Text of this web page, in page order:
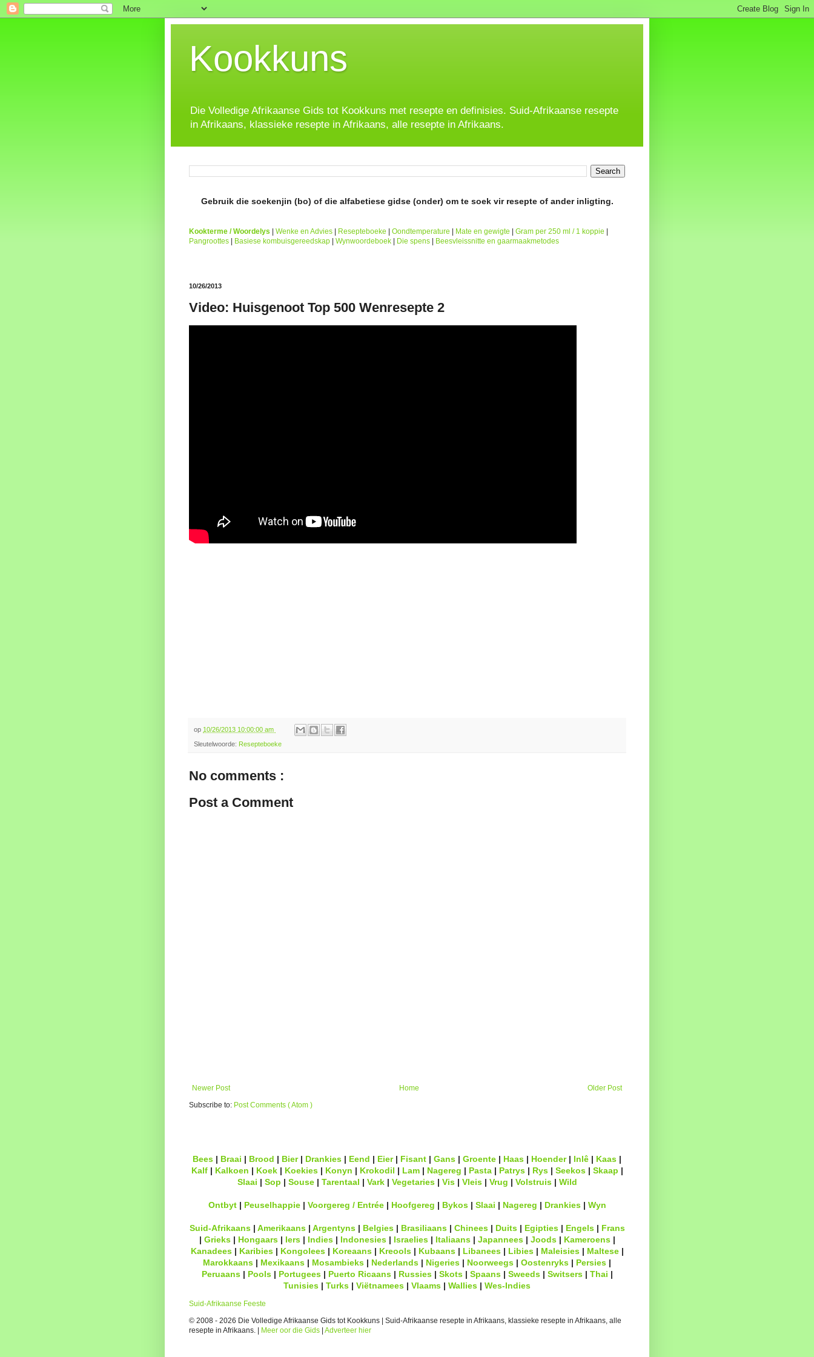
Kookkuns
Die Volledige Afrikaanse Gids tot Kookkuns met resepte en definisies. Suid-Afrikaanse resepte
in Afrikaans, klassieke resepte in Afrikaans, alle resepte in Afrikaans.
Gebruik die soekenjin (bo) of die alfabetiese gidse (onder) om te soek vir resepte of ander inligting.
Kookterme / Woordelys Wenke en Advies Resepteboeke Oondtemperature Mate en gewigte Gram per 250 ml / 1 koppie
Pangroottes
Basiese kombuisgereedskap Wynwoordeboek Die spens Beesvleissnitte en gaarmaakmetodes
10/26/2013
Video: Huisgenoot Top 500 Wenresepte 2
op 10/26/2013 10:00:00 am
Sleutelwoorde: Resepteboeke
No comments :
Post a Comment
Newer Post Older Post
Home
Subscribe to: Post Comments ( Atom )
Bees | Braai | Brood | Bier| Drankies | Eend | Eier| Fisant | Gans | Groente | Haas | Hoender| Inlê | Kaas |
Kalf| Kalkoen | Koek| Koekies| Konyn | Krokodil | Lam| Nagereg | Pasta| Patrys| Rys| Seekos| Skaap |
Slaai | Sop | Souse| Tarentaal | Vark| Vegetaries| Vis| Vleis| Vrug | Volstruis| Wild
Ontbyt| Peuselhappie| Voorgereg / Entrée| Hoofgereg | Bykos| Slaai | Nagereg | Drankies| Wyn
Suid-Afrikaans| Amerikaans| Argentyns| Belgies| Brasiliaans| Chinees| Duits| Egipties| Engels| Frans
| Grieks| Hongaars| Iers| Indies| Indonesies| Israelies| Italiaans| Japannees| Joods| Kameroens|
Kanadees| Karibies| Kongolees| Koreaans| Kreools| Kubaans| Libanees| Libies| Maleisies| Maltese|
Marokkaans | Mexikaans | Mosambieks | Nederlands | Nigeries | Noorweegs | Oostenryks | Persies |
Peruaans| Pools| Portugees| Puerto Ricaans| Russies| Skots| Spaans| Sweeds| Switsers| Thai |
Tunisies | Turks | Viëtnamees | Vlaams | Wallies | Wes-Indies
Suid-Afrikaanse Feeste
© 2008 - 2026 Die Volledige Afrikaanse Gids tot Kookkuns | Suid-Afrikaanse resepte in Afrikaans, klassieke resepte in Afrikaans, alle
resepte in Afrikaans. |
Meer oor die Gids Adverteer hier